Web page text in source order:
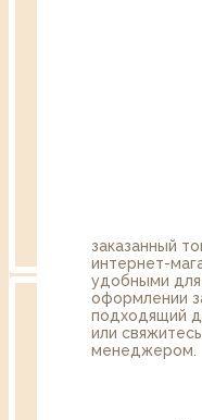
заказанный
интернет-
удобными
оформлении
подходящий
или
менеджером.